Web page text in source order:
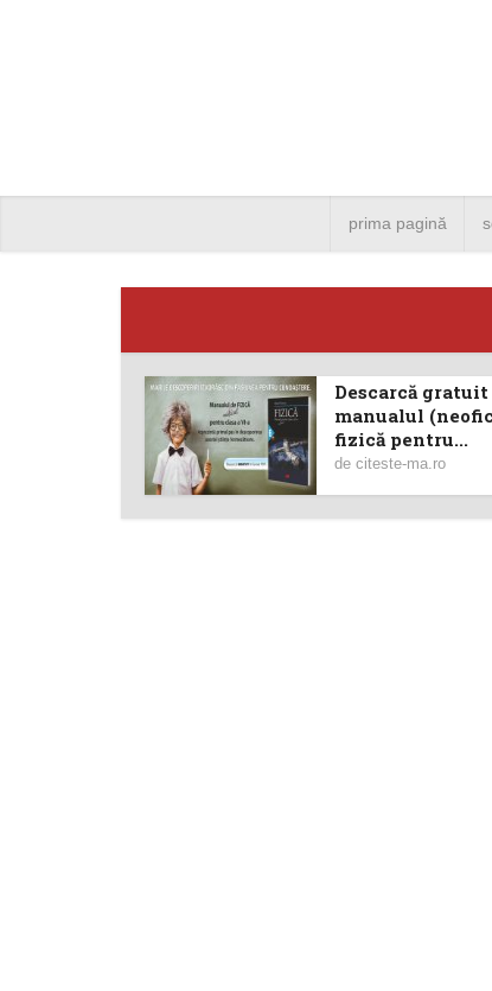
prima pagină
Descarcă gratuit
manualul
fizică pentru...
de citeste-ma.ro